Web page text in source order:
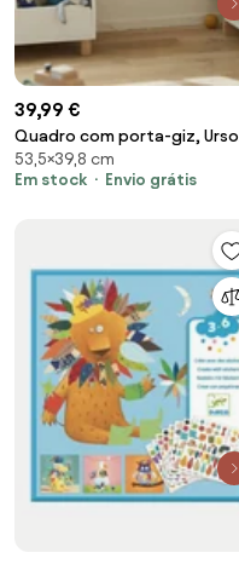
39,99 €
Quadro com porta-giz, Urso
preto
53,5×39,8 cm
Em stock
Envio grátis